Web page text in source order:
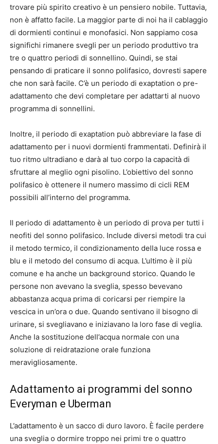
trovare più spirito creativo è un pensiero nobile. Tuttavia,
non è affatto facile. La maggior parte di noi ha il cablaggio
di dormienti continui e monofasici. Non sappiamo cosa
significhi rimanere svegli per un periodo produttivo tra
tre o quattro periodi di sonnellino. Quindi, se stai
pensando di praticare il sonno polifasico, dovresti sapere
che non sarà facile. C’è un periodo di exaptation o pre-
adattamento che devi completare per adattarti al nuovo
programma di sonnellini.
Inoltre, il periodo di exaptation può abbreviare la fase di
adattamento per i nuovi dormienti frammentati. Definirà il
tuo ritmo ultradiano e darà al tuo corpo la capacità di
sfruttare al meglio ogni pisolino. L’obiettivo del sonno
polifasico è ottenere il numero massimo di cicli REM
possibili all’interno del programma.
Il periodo di adattamento è un periodo di prova per tutti i
neofiti del sonno polifasico. Include diversi metodi tra cui
il metodo termico, il condizionamento della luce rossa e
blu e il metodo del consumo di acqua. L’ultimo è il più
comune e ha anche un background storico. Quando le
persone non avevano la sveglia, spesso bevevano
abbastanza acqua prima di coricarsi per riempire la
vescica in un’ora o due. Quando sentivano il bisogno di
urinare, si svegliavano e iniziavano la loro fase di veglia.
Anche la sostituzione dell’acqua normale con una
soluzione di reidratazione orale funziona
meravigliosamente.
Adattamento ai programmi del sonno
Everyman e Uberman
L’adattamento è un sacco di duro lavoro. È facile perdere
una sveglia o dormire troppo nei primi tre o quattro